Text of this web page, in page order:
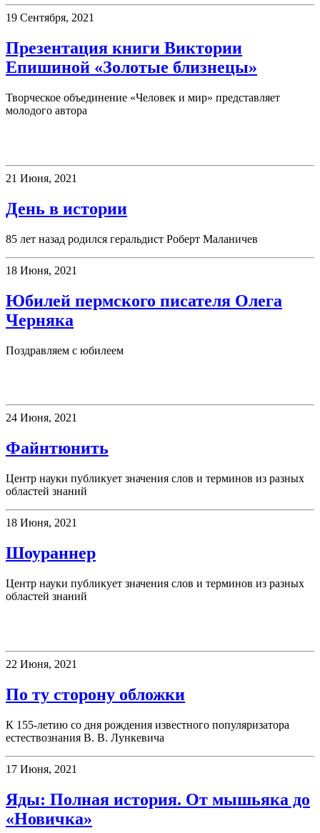
19 Сентября, 2021
Презентация книги Виктории
Епишиной «Золотые близнецы»
Творческое объединение «Человек и мир» представляет
молодого автора
21 Июня, 2021
День в истории
85 лет назад родился геральдист Роберт Маланичев
18 Июня, 2021
Юбилей пермского писателя Олега
Черняка
Поздравляем с юбилеем
24 Июня, 2021
Файнтюнить
Центр науки публикует значения слов и терминов из разных
областей знаний
18 Июня, 2021
Шоураннер
Центр науки публикует значения слов и терминов из разных
областей знаний
22 Июня, 2021
По ту сторону обложки
К 155-летию со дня рождения известного популяризатора
естествознания В. В. Лункевича
17 Июня, 2021
Яды: Полная история. От мышьяка до
«Новичка»